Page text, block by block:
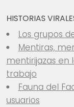
HISTORIAS
Los grupos
Mentiras,
mentirijazas en
trabajo
Fauna del
usuarios